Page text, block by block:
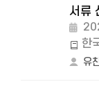
서류
한
유